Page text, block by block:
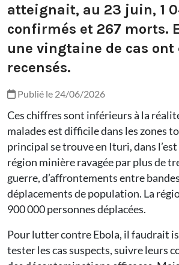
atteignait, au 23 juin, 1
confirmés et 267 morts.
une vingtaine de cas ont
recensés.
Publié le 24/06/2026
Ces chiffres sont inférieurs à la
malades est difficile dans les zones
principal se trouve en Ituri, dans l’est
région minière ravagée par plus de
guerre, d’affrontements entre
déplacements de population. La
900 000 personnes déplacées.
Pour lutter contre Ebola, il faudrait
tester les cas suspects, suivre leurs